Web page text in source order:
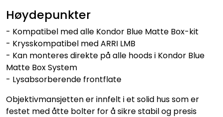
Høydepunkter
- Kompatibel med alle Kondor Blue Matte Box-kit
- Krysskompatibel med ARRI LMB
- Kan monteres direkte på alle hoods i Kondor Blue
Matte Box System
- Lysabsorberende frontflate
Objektivmansjetten er innfelt i et solid hus som er
festet med åtte bolter for å sikre stabil og presis